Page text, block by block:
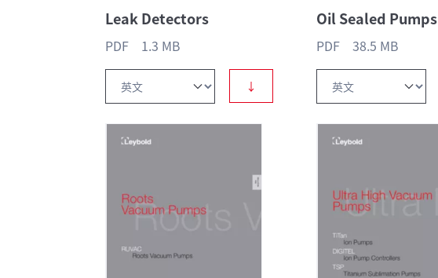
Leak Detectors
PDF 1.3 MB
↓
Oil Sealed Pumps
PDF 38.5 MB